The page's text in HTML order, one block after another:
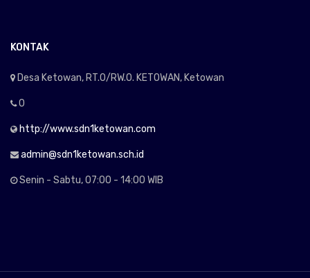
KONTAK
Desa Ketowan, RT.0/RW.0. KETOWAN, Ketowan
0
http://www.sdn1ketowan.com
admin@sdn1ketowan.sch.id
Senin - Sabtu, 07:00 - 14:00 WIB